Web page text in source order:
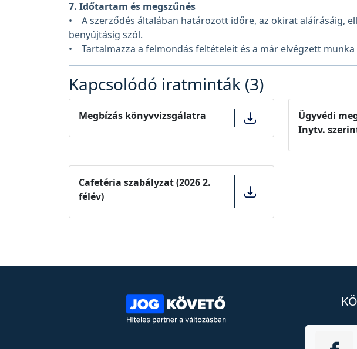
7. Időtartam és megszűnés
• A szerződés általában határozott időre, az okirat aláírásáig,
benyújtásig szól.
• Tartalmazza a felmondás feltételeit és a már elvégzett
Kapcsolódó iratminták (3)
Megbízás könyvvizsgálatra
Ügyvédi
Inytv.
Cafetéria szabályzat (2026 2.
félév)